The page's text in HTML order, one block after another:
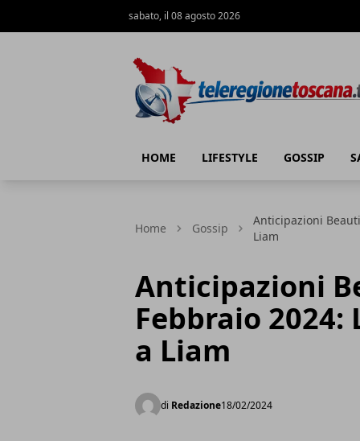
sabato, il 08 agosto 2026
HOME LIFESTYLE GOSSIP
Home Gossip
Anticipazioni
Liam
Anticipazioni
Febbraio
a Liam
di Redazione18/02/2024